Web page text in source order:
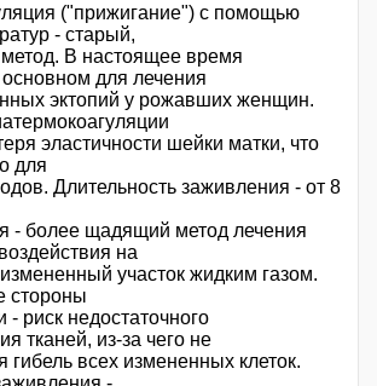
("прижигание") с помощью
- старый,
В настоящее время
для лечения
эктопий у рожавших женщин.
эластичности шейки матки, что
для
Длительность заживления - от 8
- более щадящий метод лечения
на
участок жидким газом.
стороны
- риск недостаточного
тканей, из-за чего не
гибель всех измененных клеток.